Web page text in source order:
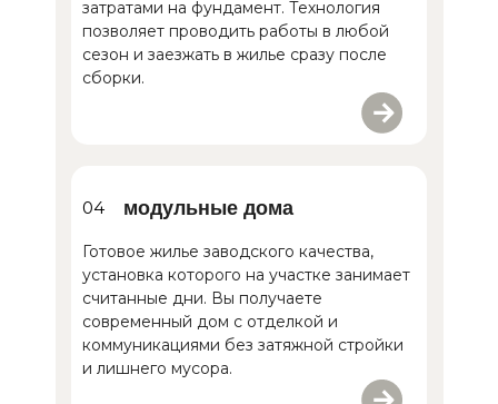
затратами на фундамент. Технология
позволяет проводить работы в любой
сезон и заезжать в жилье сразу после
сборки.
04 модульные дома
Готовое жилье заводского качества,
установка которого на участке занимает
считанные дни. Вы получаете
современный дом с отделкой и
коммуникациями без затяжной стройки
и лишнего мусора.